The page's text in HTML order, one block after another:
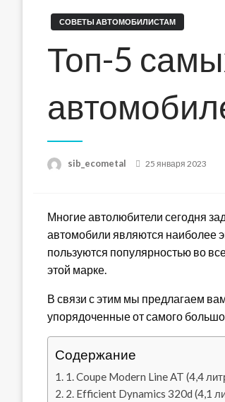
СОВЕТЫ АВТОМОБИЛИСТАМ
Топ-5
sib_ecometal
Posted
25 января 2023
Многие автолюбители сегодня
автомобили являются
пользуются популярностью во
этой марке.
В связи с этим мы предлагаем
упорядоченные от самого
Содержание
1. Coupe Modern Line AT (4,4
2. Efficient Dynamics 320d (4,1